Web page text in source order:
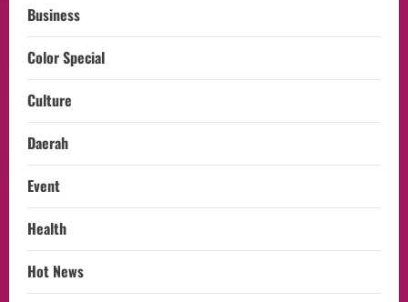
Business
Color Special
Culture
Daerah
Event
Health
Hot News